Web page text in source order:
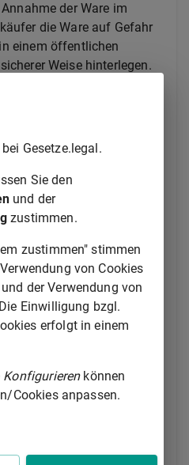
der Ware im
die Ware auf Gefahr
einem öffentlichen
Weise hinterlegen.
vorgängiger Androhung
den Verkauf auch aus
solchen Verkäufen
oder durch
befugte Person
Ist die Ware dem
im Verzuge, so bedarf
nicht; dasselbe gilt,
Gründen untunlich
erfolgt für Rechnung des
Käufer können bei der
mitbieten.
in § 383 Absatz 3
Gesetze.legal.
Sie den
und der
zustimmen.
zustimmen" stimmen
von Cookies
der Verwendung von
Einwilligung bzgl.
erfolgt in einem
Konfigurierenkönnen
Cookies anpassen.